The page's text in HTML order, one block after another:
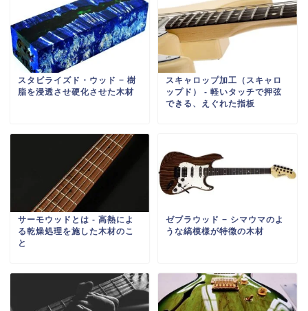
スタビライズド・ウッド − 樹
脂を浸透させ硬化させた木材
スキャロップ加工（スキャロ
ップド） ‐ 軽いタッチで押弦
できる、えぐれた指板
サーモウッドとは ‐ 高熱によ
る乾燥処理を施した木材のこ
と
ゼブラウッド − シマウマのよ
うな縞模様が特徴の木材